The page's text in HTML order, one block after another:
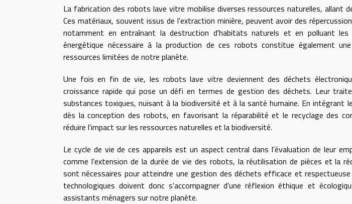
La fabrication des robots lave vitre mobilise diverses ressources naturelles, allant
Ces matériaux, souvent issus de l'extraction minière, peuvent avoir des
notamment en entraînant la destruction d'habitats naturels et en polluant les
énergétique nécessaire à la production de ces robots constitue également
ressources limitées de notre planète.
Une fois en fin de vie, les robots lave vitre deviennent des déchets
croissance rapide qui pose un défi en termes de gestion des déchets. Leur
substances toxiques, nuisant à la biodiversité et à la santé humaine. En intégrant
dès la conception des robots, en favorisant la réparabilité et le recyclage des
réduire l'impact sur les ressources naturelles et la biodiversité.
Le cycle de vie de ces appareils est un aspect central dans l'évaluation de leur
comme l'extension de la durée de vie des robots, la réutilisation de pièces et la
sont nécessaires pour atteindre une gestion des déchets efficace et respectueuse
technologiques doivent donc s'accompagner d'une réflexion éthique et
assistants ménagers sur notre planète.